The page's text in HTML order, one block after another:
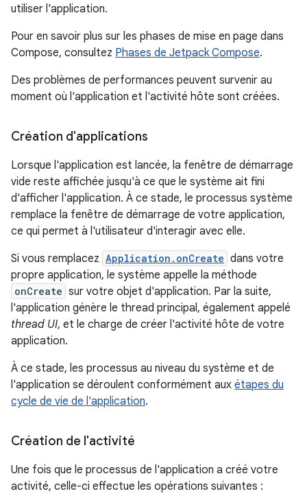
utiliser l'application.
Pour en savoir plus sur les phases de mise en page dans
Compose, consultez Phases de Jetpack Compose.
Des problèmes de performances peuvent survenir au
moment où l'application et l'activité hôte sont créées.
Création d'applications
Lorsque l'application est lancée, la fenêtre de démarrage
vide reste affichée jusqu'à ce que le système ait fini
d'afficher l'application. À ce stade, le processus système
remplace la fenêtre de démarrage de votre application,
ce qui permet à l'utilisateur d'interagir avec elle.
Si vous remplacez Application.onCreate dans votre
propre application, le système appelle la méthode
onCreate sur votre objet d'application. Par la suite,
l'application génère le thread principal, également appelé
thread UI, et le charge de créer l'activité hôte de votre
application.
À ce stade, les processus au niveau du système et de
l'application se déroulent conformément aux étapes du
cycle de vie de l'application.
Création de l'activité
Une fois que le processus de l'application a créé votre
activité, celle-ci effectue les opérations suivantes :